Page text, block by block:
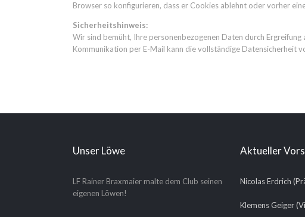
Browser so konfigurieren, dass er Cookies ablehnt oder vorher
Sicherheitshinweis:
Wir sind bemüht, Ihre personenbezogenen Daten durch
Kommunikation per E-Mail kann die vollständige Datensicherheit
Unser Löwe
LF Rainer Braxmaier malte dem Club seinen
eigenen Löwen!
Aktueller
Nicolas Erdrich
Klemens Geiger